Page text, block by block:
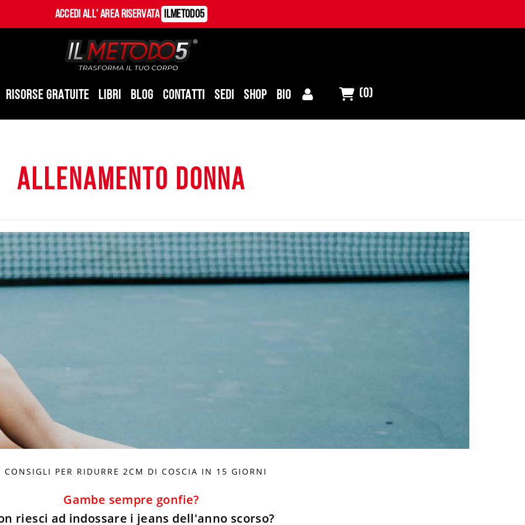
Accedi all' Area Riservata ILMetodo5
RISORSE GRATUITE LIBRI BLOG CONTATTI SEDI SHOP BIO (0)
allenamento donna
CONSIGLI PER RIDURRE 2CM DI COSCIA IN 15 GIORNI
Gambe sempre gonfie?
riesci ad indossare i jeans dell'anno scorso?